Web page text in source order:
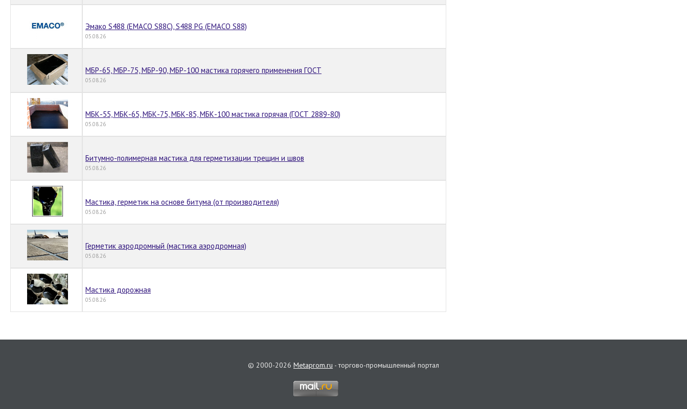
Эмако S488 (EMACO S88C), S488 PG (EMACO S88)
05.08.26
МБР-65, МБР-75, МБР-90, МБР-100 мастика горячего применения ГОСТ
05.08.26
МБК-55, МБК-65, МБК-75, МБК-85, МБК-100 мастика горячая (ГОСТ 2889-80)
05.08.26
Битумно-полимерная мастика для герметизации трещин и швов
05.08.26
Мастика, герметик на основе битума (от производителя)
05.08.26
Герметик аэродромный (мастика аэродромная)
05.08.26
Мастика дорожная
05.08.26
© 2000-2026 Metaprom.ru - торгово-промышленный портал